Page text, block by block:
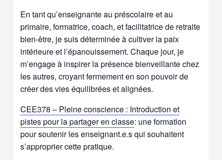
En tant qu’enseignante au préscolaire et au
primaire, formatrice, coach, et facilitatrice de retraite
bien-être, je suis déterminée à cultiver la paix
intérieure et l’épanouissement. Chaque jour, je
m’engage à inspirer la présence bienveillante chez
les autres, croyant fermement en son pouvoir de
créer des vies équilibrées et alignées.
CEE378 – Pleine conscience : Introduction et
pistes pour la partager en classe: une formation
pour soutenir les enseignant.e.s qui souhaitent
s’approprier cette pratique.